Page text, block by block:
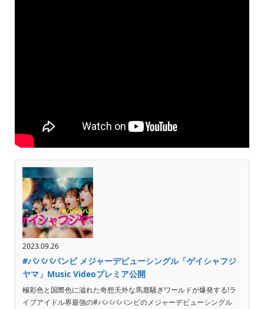
2023.09.26
#ババババンビ メジャーデビューシングル「ゲイシャフジ
ヤマ」Music Videoプレミア公開
極彩色と国際色に溢れた奇想天外な馬鹿騒ぎワールドが爆発する!ラ
イブアイドル界最強の#ババババンビのメジャーデビューシングル